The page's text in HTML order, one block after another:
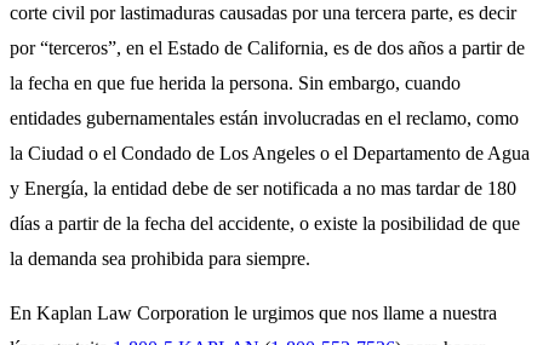
corte civil por lastimaduras causadas por una tercera parte, es decir
por “terceros”, en el Estado de California, es de dos años a partir de
la fecha en que fue herida la persona. Sin embargo, cuando
entidades gubernamentales están involucradas en el reclamo, como
la Ciudad o el Condado de Los Angeles o el Departamento de Agua
y Energía, la entidad debe de ser notificada a no mas tardar de 180
días a partir de la fecha del accidente, o existe la posibilidad de que
la demanda sea prohibida para siempre.
En Kaplan Law Corporation le urgimos que nos llame a nuestra